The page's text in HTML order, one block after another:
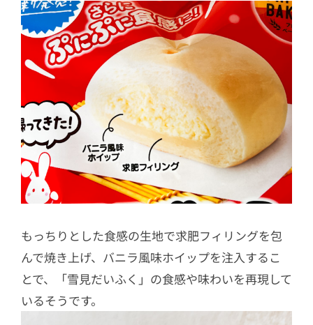
もっちりとした食感の生地で求肥フィリングを包
んで焼き上げ、バニラ風味ホイップを注入するこ
とで、「雪見だいふく」の食感や味わいを再現して
いるそうです。